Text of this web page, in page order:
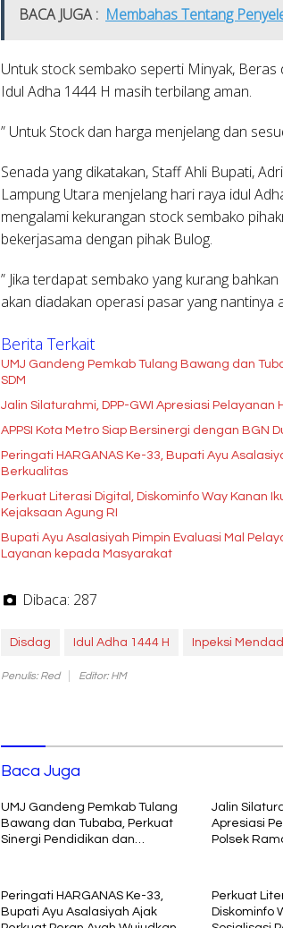
BACA JUGA : Membahas Tentang
Untuk stock sembako seperti Minyak,
Idul Adha 1444 H masih terbilang aman.
” Untuk Stock dan harga menjelang dan
Senada yang dikatakan, Staff Ahli Bupati,
Lampung Utara menjelang hari raya idul
mengalami kekurangan stock sembako
bekerjasama dengan pihak Bulog.
” Jika terdapat sembako yang kurang
akan diadakan operasi pasar yang nantinya
Berita Terkait
UMJ Gandeng Pemkab Tulang Bawang dan
SDM
Jalin Silaturahmi, DPP-GWI Apresiasi Pelayanan
APPSI Kota Metro Siap Bersinergi dengan BGN
Peringati HARGANAS Ke-33, Bupati Ayu
Berkualitas
Perkuat Literasi Digital, Diskominfo Way Kanan
Kejaksaan Agung RI
Bupati Ayu Asalasiyah Pimpin Evaluasi Mal
Layanan kepada Masyarakat
Dibaca: 287
Disdag Idul Adha 1444 H Inpeksi
Penulis: Red Editor: HM
Baca Juga
UMJ Gandeng Pemkab Tulang
Bawang dan Tubaba, Perkuat
Sinergi Pendidikan dan
Jalin
Apresiasi
Polsek
Peringati HARGANAS Ke-33,
Bupati Ayu Asalasiyah Ajak
Perkuat
Diskominfo